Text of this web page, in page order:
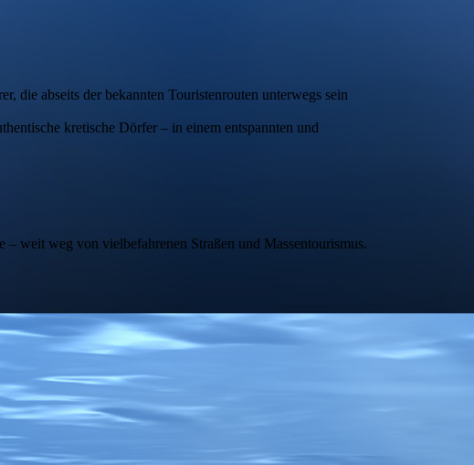
die abseits der bekannten Touristenrouten unterwegs sein
kretische Dörfer – in einem entspannten und
weit weg von vielbefahrenen Straßen und Massentourismus.